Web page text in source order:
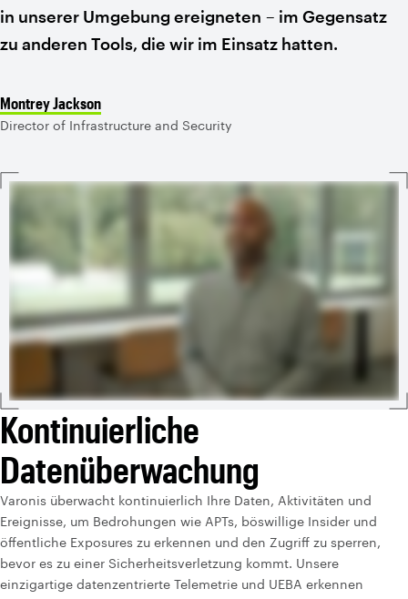
in unserer Umgebung ereigneten – im Gegensatz
zu anderen Tools, die wir im Einsatz hatten.
Montrey Jackson
Director of Infrastructure and Security
Kontinuierliche
Datenüberwachung
Varonis überwacht kontinuierlich Ihre Daten, Aktivitäten und
Ereignisse, um Bedrohungen wie APTs, böswillige Insider und
öffentliche Exposures zu erkennen und den Zugriff zu sperren,
bevor es zu einer Sicherheitsverletzung kommt. Unsere
einzigartige datenzentrierte Telemetrie und UEBA erkennen